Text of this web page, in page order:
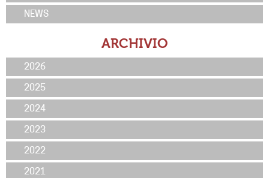
NEWS
ARCHIVIO
2026
2025
2024
2023
2022
2021